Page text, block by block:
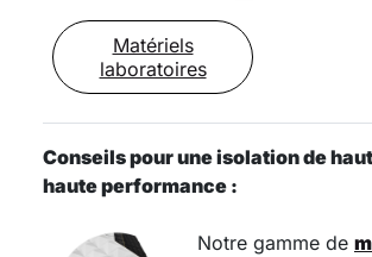
Matériels
laboratoires
Conseils pour une isolation de
haute performance :
Notre gamme de